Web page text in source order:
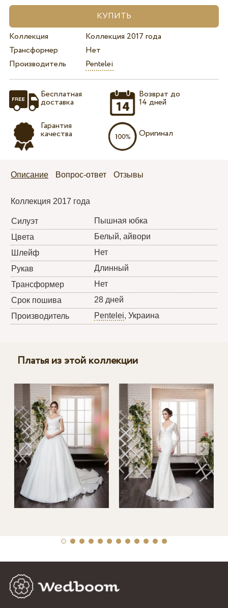
Коллекция
Коллекция 2017 года
Трансформер
Нет
Производитель
Pentelei
Бесплатная
доставка
Гарантия
качества
Возврат до
14 дней
Оригинал
Описание Вопрос-ответ Отзывы
Коллекция 2017 года
Силуэт
Пышная юбка
Цвета
Белый, айвори
Шлейф
Нет
Рукав
Длинный
Трансформер
Нет
Срок пошива
28 дней
Производитель
Pentelei, Украина
Платья из этой коллекции